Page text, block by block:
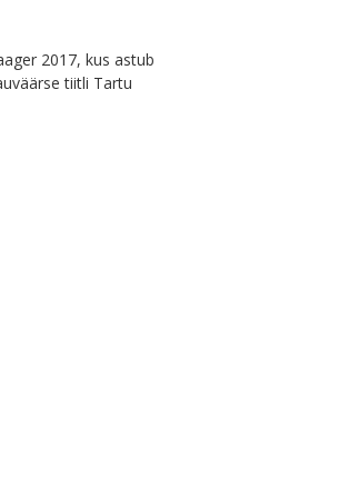
2017, kus astub
tiitli Tartu